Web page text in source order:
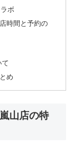
ボ
時間と予約の
て
め
山店の特